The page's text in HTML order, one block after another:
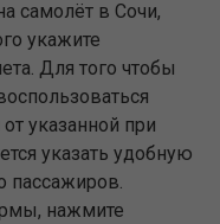
самолёт в Сочи,
укажите
Для того чтобы
указанной при
указать удобную
пассажиров.
нажмите